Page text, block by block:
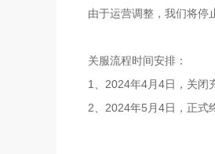
由于运营调整，我们将停
关服流程时间安排：
1、2024年4月4日，关闭
2、2024年5月4日，正式